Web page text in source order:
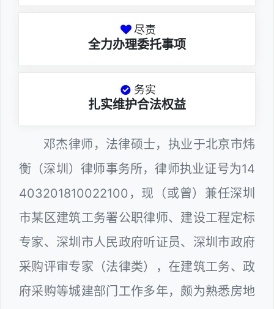
尽责
全力办理委托事项
务实
扎实维护合法权益
邓杰律师，法律硕士，执业于北京市炜
衡（深圳）律师事务所，律师执业证号为14
403201810022100，现（或曾）兼任深圳
市某区建筑工务署公职律师、建设工程定标
专家、深圳市人民政府听证员、深圳市政府
采购评审专家（法律类），在建筑工务、政
府采购等城建部门工作多年，颇为熟悉房地